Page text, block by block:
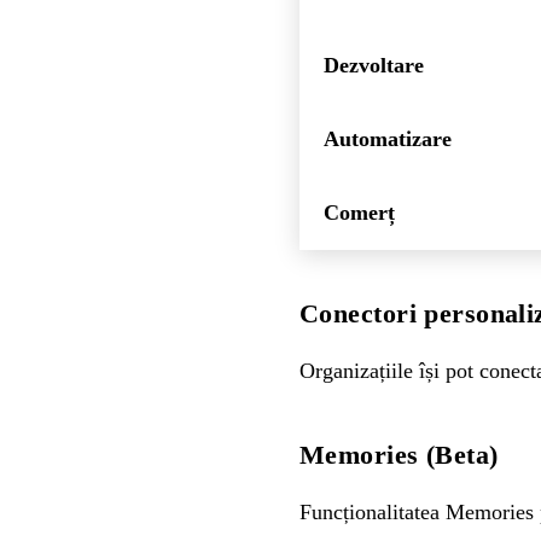
Dezvoltare
Automatizare
Comerț
Conectori
Organizațiile își pot
Memories (Beta)
Funcționalitatea